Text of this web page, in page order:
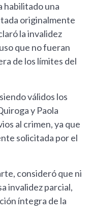
habilitado una
originalmente
la invalidez
que no fueran
de los límites del
válidos los
y Paola
al crimen, ya que
solicitada por el
consideró que ni
invalidez parcial,
íntegra de la